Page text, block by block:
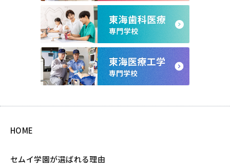
HOME
セムイ学園が選ばれる理由